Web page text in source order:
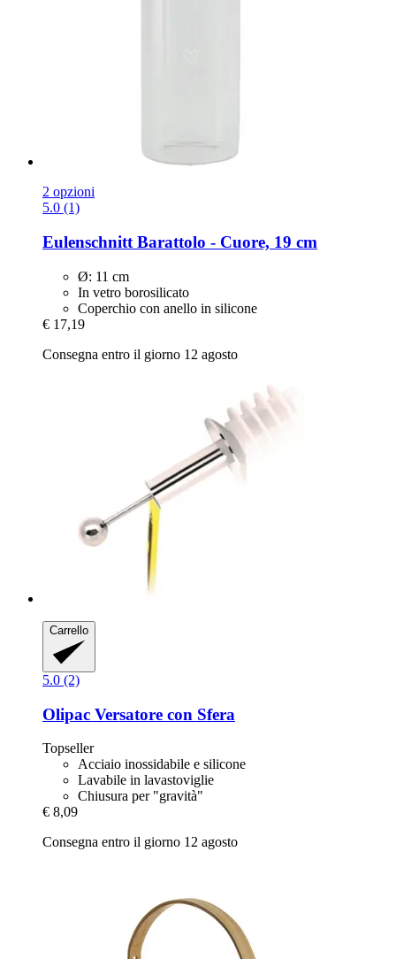
2 opzioni
5.0 (1)
Eulenschnitt Barattolo -​ Cuore, 19 cm
Ø: 11 cm
In vetro borosilicato
Coperchio con anello in silicone
€ 17,19
Consegna entro il giorno 12 agosto
Carrello
5.0 (2)
Olipac Versatore con Sfera
Topseller
Acciaio inossidabile e silicone
Lavabile in lavastoviglie
Chiusura per "gravità"
€ 8,09
Consegna entro il giorno 12 agosto